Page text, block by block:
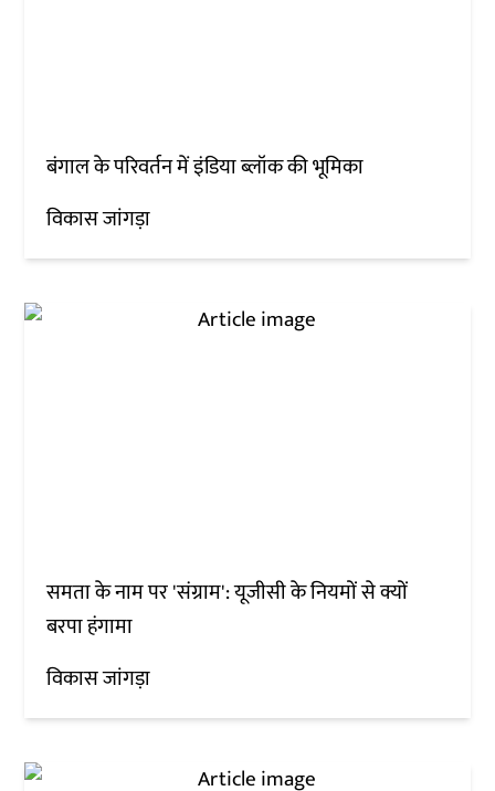
बंगाल के परिवर्तन में इंडिया ब्लॉक की भूमिका
विकास जांगड़ा
समता के नाम पर 'संग्राम': यूजीसी के नियमों से क्यों
बरपा हंगामा
विकास जांगड़ा